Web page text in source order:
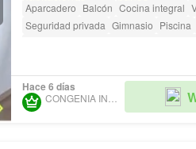
Aparcadero Balcón Cocina integral
Seguridad privada Gimnasio Piscina
Hace 6 días
CONGENIA INMOBILIARIA